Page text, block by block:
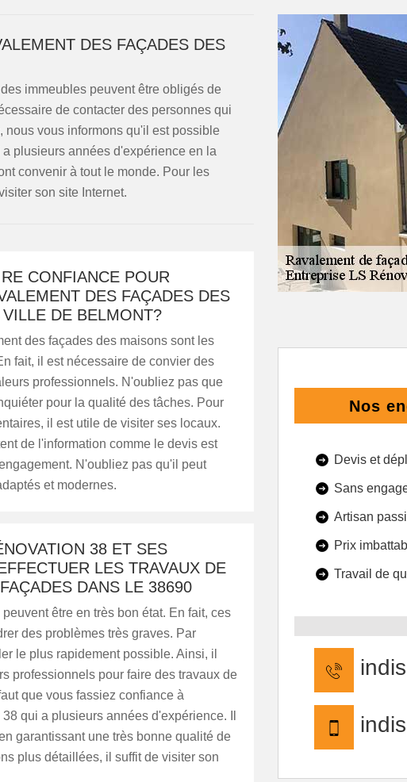
DES FAÇADES DES
immeubles peuvent être obligés de
de contacter des personnes qui
vous informons qu'il est possible
plusieurs années d'expérience en la
convenir à tout le monde. Pour les
son site Internet.
CONFIANCE POUR
DES FAÇADES DES
DE BELMONT?
des façades des maisons sont les
fait, il est nécessaire de convier des
professionnels. N'oubliez pas que
pour la qualité des tâches. Pour
il est utile de visiter ses locaux.
de l'information comme le devis est
N'oubliez pas qu'il peut
et modernes.
38 ET SES
LES TRAVAUX DE
DANS LE 38690
être en très bon état. En fait, ces
des problèmes très graves. Par
le plus rapidement possible. Ainsi, il
professionnels pour faire des travaux de
que vous fassiez confiance à
qui a plusieurs années d'expérience. Il
garantissant une très bonne qualité de
plus détaillées, il suffit de visiter son
Nos
Devis et
Sans
Artisan
Prix
Travail de